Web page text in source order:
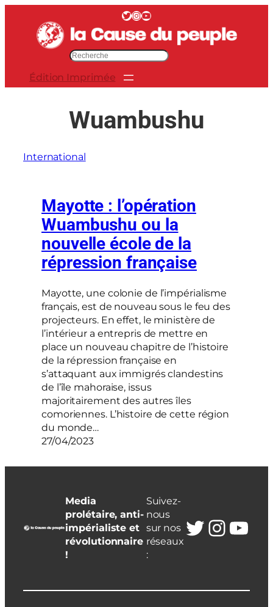
contenu
Twitter InstagramYouTube
e
Édition Imprimée
Wuambushu
International
Mayotte : l’opération
Wuambushu ou la
nouvelle école de la
répression française
Mayotte, une colonie de l’impérialisme
français, est de nouveau sous le feu des
projecteurs. En effet, le ministère de
l’intérieur a entrepris de mettre en
place un nouveau chapitre de l’histoire
de la répression française en
s’attaquant aux immigrés clandestins
de l’île mahoraise, issus
majoritairement des autres îles
comoriennes. L’histoire de cette région
du monde…
27/04/2023
Media
prolétaire, anti-
impérialiste et
révolutionnaire
!
Suivez-
nous
sur nos
réseaux
:
Twitter